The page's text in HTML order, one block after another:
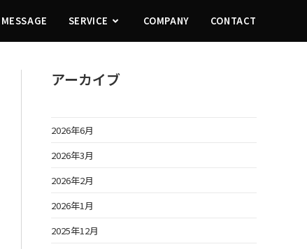
MESSAGE SERVICE COMPANY CONTACT
アーカイブ
2026年6月
2026年3月
2026年2月
2026年1月
2025年12月